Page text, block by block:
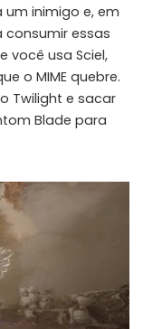
inimigo e, em
consumir essas
você usa Sciel,
o MIME quebre.
Twilight e sacar
Blade para